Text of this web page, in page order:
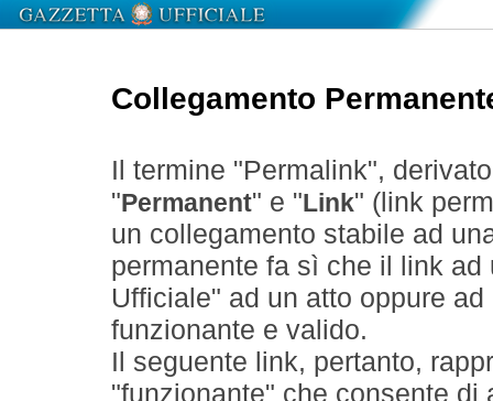
Collegamento
Il termine "Permalink",
" Permanent" e " Link" (link
un collegamento stabile ad
permanente fa sì che il link
Ufficiale" ad un atto oppure
funzionante e valido.
Il seguente link, pertanto,
"funzionante" che consente